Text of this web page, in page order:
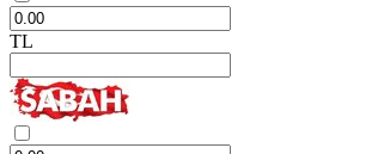
TL